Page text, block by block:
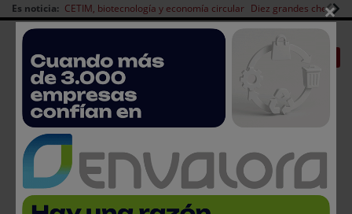
Es noticia: CETIM, biotecnología y economía circular Diez grandes chefs
Redes Sociales
Es noticia
| CANAL EMPLEO Login empresas Registro
El grupo de trabajo de
×